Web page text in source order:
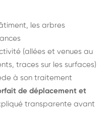
les arbres
(allées et venues au
traces sur les surfaces)
à son traitement
de déplacement et
transparente avant